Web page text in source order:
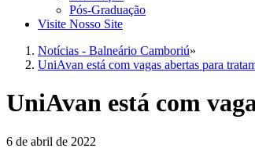
Pós-Graduação
Visite Nosso Site
Notícias - Balneário Camboriú»
UniAvan está com vagas abertas para
UniAvan está com
6 de abril de 2022